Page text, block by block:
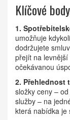
Klíčové
1.
umožňuje
dodržujete
přejít na
očekávanou
2. Přehlednost
složky ceny –
služby – na
která nabídka je